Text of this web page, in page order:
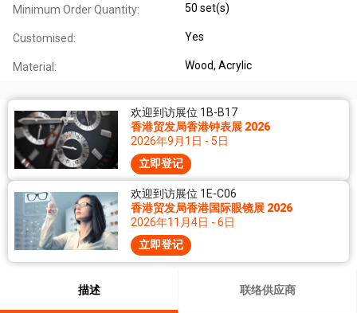
Minimum Order Quantity: 50 set(s)
Customised: Yes
Material: Wood, Acrylic
欢迎到访展位 1B-B17
香港贸发局香港钟表展 2026
2026年9月1日 - 5日
立即登记
欢迎到访展位 1E-C06
香港贸发局香港国际眼镜展 2026
2026年11月4日 - 6日
立即登记
描述 联络供应商